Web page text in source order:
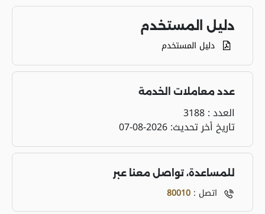
دليل المستخدم
دليل المستخدم
عدد معاملات الخدمة
العدد :3188
تاريخ أخر تحديث:2026-08-07
للمساعدة، تواصل معنا عبر
اتصل : 80010